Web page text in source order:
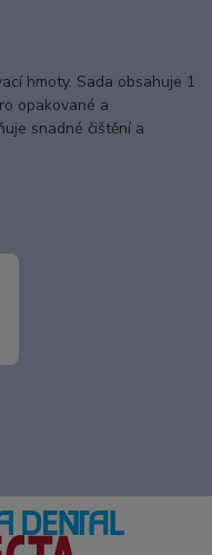
hmoty. Sada obsahuje 1
opakované a
snadné čištění a